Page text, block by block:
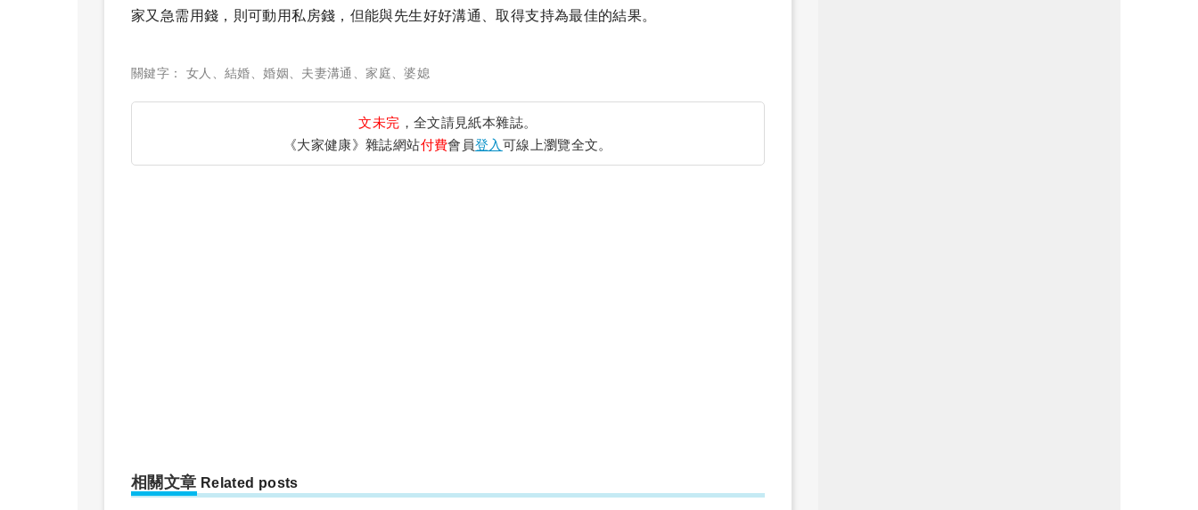
家又急需用錢，則可動用私房錢，但能與先生好好溝通、取得支持為最佳的結果。
關鍵字： 女人 結婚 、婚姻 夫妻溝通 、家庭 、婆媳
文未完 ，全文請見紙本雜誌。
《大家健康》雜誌網站付費會員登入 可線上瀏覽全文。
相關文章 Related posts